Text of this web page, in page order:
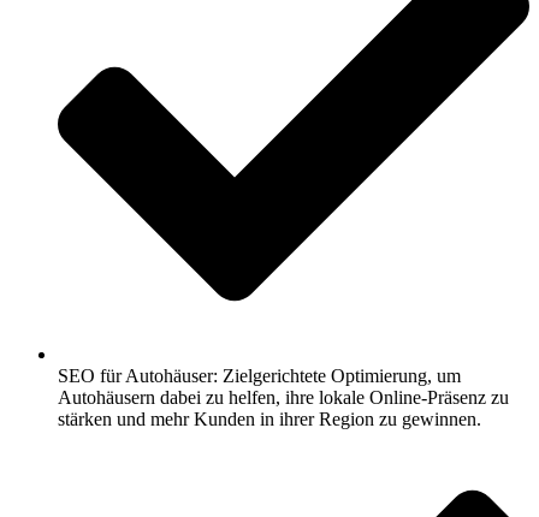
SEO für Autohäuser: Zielgerichtete Optimierung, um
Autohäusern dabei zu helfen, ihre lokale Online-Präsenz zu
stärken und mehr Kunden in ihrer Region zu gewinnen.